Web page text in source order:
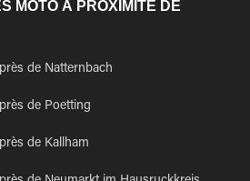
MOTO À PROXIMITÉ DE
de Natternbach
de Poetting
de Kallham